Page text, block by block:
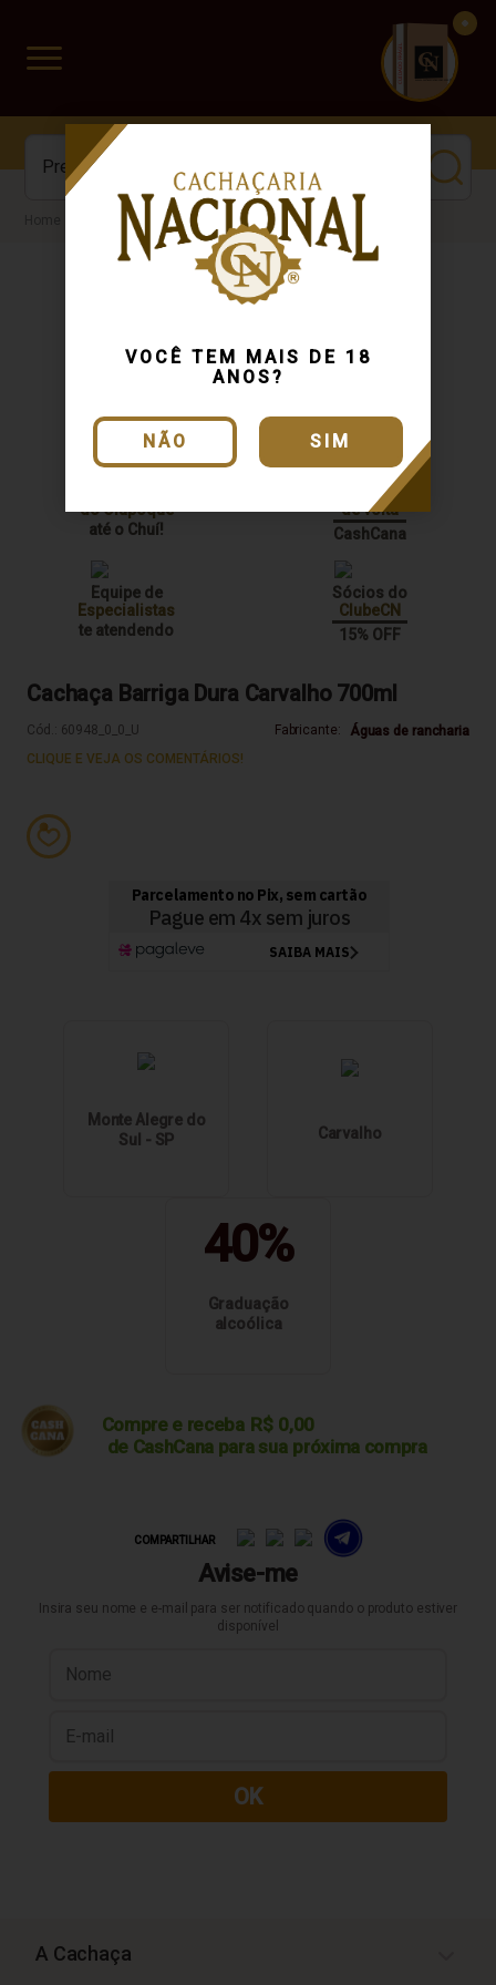
VOCÊ TEM MAIS DE 18
ANOS?
NÃO SIM
www.cachacarianacional.com.br
CUIDADO FRÁGIL
Cachaça
do Oiapoque
até o Chuí!
Dinheiro
de volta
CashCana
Equipe de
Especialistas
te atendendo
Sócios do
ClubeCN
15% OFF
Cachaça Barriga Dura Carvalho 700ml
Cód.: 60948_0_0_U Fabricante:
Águas de rancharia
CLIQUE E VEJA OS COMENTÁRIOS!
Monte Alegre do
Sul - SP
Carvalho
40%
Graduação
alcoólica
Compre e receba R$ 0,00
de CashCana para sua próxima compra
COMPARTILHAR
Avise-me
Insira seu nome e e-mail para ser notificado quando o produto estiver
disponível
OK
A Cachaça